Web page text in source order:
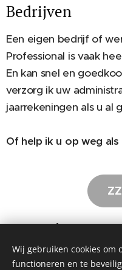
Bedrijven
Een eigen bedrijf of
Professional is vaak
En kan snel en
verzorg ik uw
jaarrekeningen als u al
Of help ik u op weg
Particulieren
Natuurlijk verzorgen
Wij gebruiken cookies om
functioneren en te